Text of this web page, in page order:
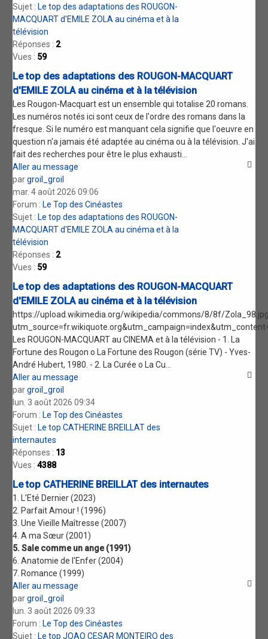
Sujet :Le top des adaptations des ROUGON-
MACQUART d'EMILE ZOLA au cinéma et à la
télévision
Réponses : 2
Vues : 59
Le top des adaptations des ROUGON-MACQUART
d'EMILE ZOLA au cinéma et à la télévision
Les Rougon-Macquart est un ensemble qui totalise 20 romans.
Les numéros notés ici sont ceux de l'ordre des romans dans la
fresque. Si le numéro est manquant cela signifie que l'oeuvre en
question n'a jamais été adaptée au cinéma ou à la télévision. J'ai
fait des recherches pour être le plus exhausti...
Aller au message
pargroil_groil
mar. 4 août 2026 09:06
Forum :Le Top des Cinéastes
Sujet :Le top des adaptations des ROUGON-
MACQUART d'EMILE ZOLA au cinéma et à la
télévision
Réponses : 2
Vues : 59
Le top des adaptations des ROUGON-MACQUART
d'EMILE ZOLA au cinéma et à la télévision
https://upload.wikimedia.org/wikipedia/commons/8/8f/
Les ROUGON-MACQUART au CINEMA et à la télévision - 1. La
Fortune des Rougon o La Fortune des Rougon (série TV) - Yves-
André Hubert, 1980. - 2. La Curée o La Cu...
Aller au message
pargroil_groil
lun. 3 août 2026 09:34
Forum :Le Top des Cinéastes
Sujet :Le top CATHERINE BREILLAT des
internautes
Réponses : 13
Vues :4388
Le top CATHERINE BREILLAT des internautes
1. L’Eté Dernier (2023)
2. Parfait Amour ! (1996)
3. Une Vieille Maîtresse (2007)
4. A ma Sœur (2001)
5. Sale comme un ange (1991)
6. Anatomie de l'Enfer (2004)
7. Romance (1999)
Aller au message
pargroil_groil
lun. 3 août 2026 09:33
Forum :Le Top des Cinéastes
Sujet :Le top JOAO CESAR MONTEIRO des